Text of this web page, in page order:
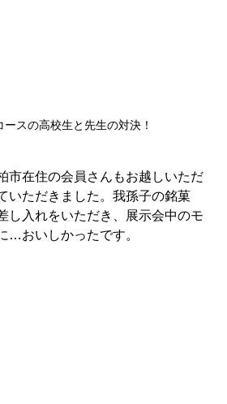
ースの高校生と先生の対決！
市在住の会員さんもお越しいただ
いただきました。我孫子の銘菓
し入れをいただき、展示会中のモ
…おいしかったです。